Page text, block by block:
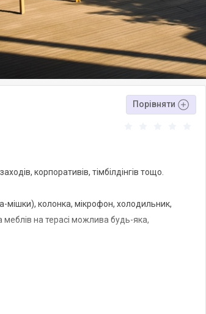
Порівняти
корпоративів, тімбілдінгів тощо.
мішки), колонка, мікрофон, холодильник,
меблів на терасі можлива будь-яка,